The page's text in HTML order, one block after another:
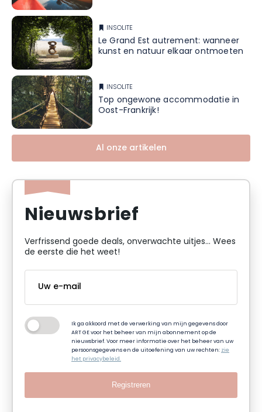
INSOLITE
Le Grand Est autrement: wanneer
kunst en natuur elkaar ontmoeten
INSOLITE
Top ongewone accommodatie in
Oost-Frankrijk!
Al onze artikelen
Nieuwsbrief
Verfrissend goede deals, onverwachte uitjes... Wees
de eerste die het weet!
Ik ga akkoord met de verwerking van mijn gegevens door
ART GE voor het beheer van mijn abonnement op de
nieuwsbrief. Voor meer informatie over het beheer van uw
persoonsgegevens en de uitoefening van uw rechten: zie
het privacybeleid.
Registreren